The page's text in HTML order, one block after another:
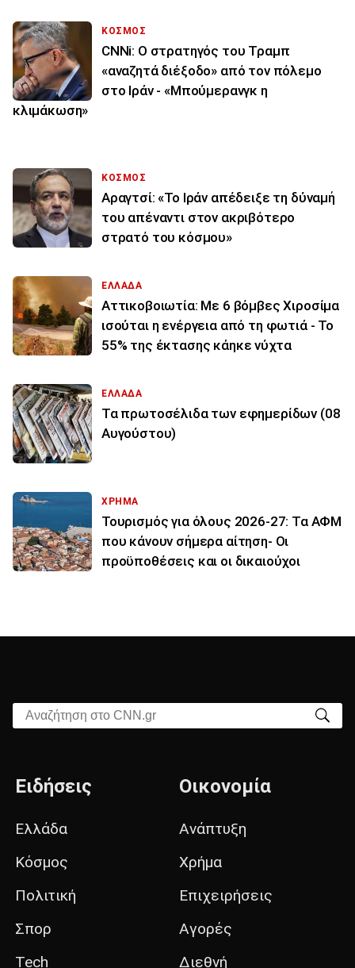
ΚΟΣΜΟΣ
CNNi: Ο στρατηγός του Τραμπ
«αναζητά διέξοδο» από τον πόλεμο
στο Ιράν - «Μπούμερανγκ η
κλιμάκωση»
ΚΟΣΜΟΣ
Αραγτσί: «Το Ιράν απέδειξε τη δύναμή
του απέναντι στον ακριβότερο
στρατό του κόσμου»
ΕΛΛΑΔΑ
Αττικοβοιωτία: Με 6 βόμβες Χιροσίμα
ισούται η ενέργεια από τη φωτιά - Το
55% της έκτασης κάηκε νύχτα
ΕΛΛΑΔΑ
Τα πρωτοσέλιδα των εφημερίδων (08
Αυγούστου)
ΧΡΗΜΑ
Τουρισμός για όλους 2026-27: Τα ΑΦΜ
που κάνουν σήμερα αίτηση- Οι
προϋποθέσεις και οι δικαιούχοι
Αναζήτηση στο CNN.gr
Ειδήσεις
Ελλάδα
Κόσμος
Πολιτική
Σπορ
Tech
Οικονομία
Ανάπτυξη
Χρήμα
Επιχειρήσεις
Αγορές
Διεθνή